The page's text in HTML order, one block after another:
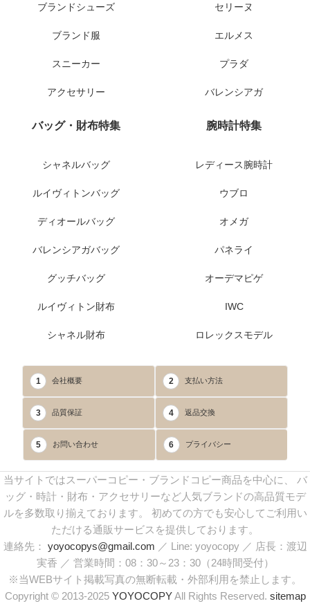
ブランドシューズ
ブランド服
スニーカー
アクセサリー
セリーヌ
エルメス
プラダ
バレンシアガ
バッグ・財布特集
シャネルバッグ
ルイヴィトンバッグ
ディオールバッグ
バレンシアガバッグ
グッチバッグ
ルイヴィトン財布
シャネル財布
腕時計特集
レディース腕時計
ウブロ
オメガ
パネライ
オーデマピゲ
IWC
ロレックスモデル
1 会社概要 2 支払い方法
3 品質保証 4 返品交換
5 お問い合わせ 6 プライバシー
当サイトではスーパーコピー・ブランドコピー商品を中心に、 バ
ッグ・時計・財布・アクセサリーなど人気ブランドの高品質モデ
ルを多数取り揃えております。 初めての方でも安心してご利用い
ただける通販サービスを提供しております。
連絡先： yoyocopys@gmail.com ／ Line: yoyocopy ／ 店長：渡辺
実香 ／ 営業時間：08：30～23：30（24時間受付）
※当WEBサイト掲載写真の無断転載・外部利用を禁止します。
Copyright © 2013-2025 YOYOCOPYAll Rights Reserved. sitemap